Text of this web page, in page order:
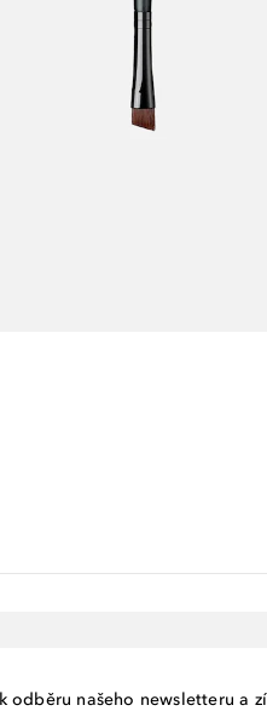
odběru našeho newsletteru a